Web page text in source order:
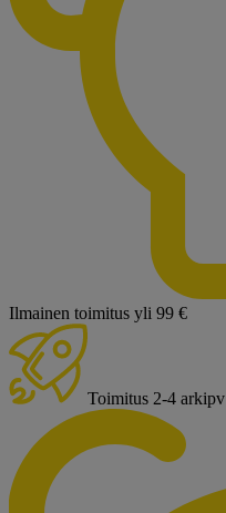
Ilmainen toimitus yli 99 €
Toimitus 2-4 arkipv